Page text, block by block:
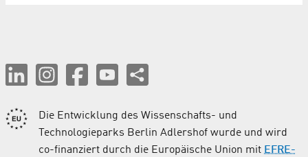
Die Entwicklung des Wissenschafts- und
Technologieparks Berlin Adlershof wurde und wird
co-finanziert durch die Europäische Union mit EFRE-